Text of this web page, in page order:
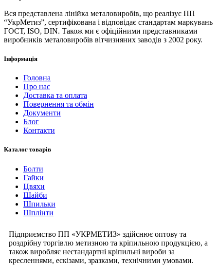
Вся представлена ​​лінійка металовиробів, що реалізує ПП
“УкрМетиз”, сертифікована і відповідає стандартам маркувань
ГОСТ, ISO, DIN. Також ми є офіційними представниками
виробників металовиробів вітчизняних заводів з 2002 року.
Інформація
Головна
Про нас
Доставка та оплата
Повернення та обмін
Документи
Блог
Контакти
Каталог товарів
Болти
Гайки
Цвяхи
Шайби
Шпильки
Шплінти
Підприємство ПП «УКРМЕТИЗ» здійснює оптову та
роздрібну торгівлю метизною та кріпильною продукцією, а
також виробляє нестандартні кріпильні вироби за
кресленнями, ескізами, зразками, технічними умовами.